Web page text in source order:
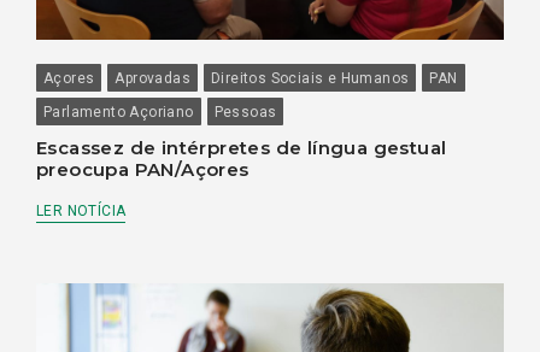
Açores Aprovadas Direitos Sociais e Humanos
PAN
Parlamento Açoriano
Pessoas
Escassez de intérpretes de língua gestual
preocupa PAN/Açores
LER NOTÍCIA